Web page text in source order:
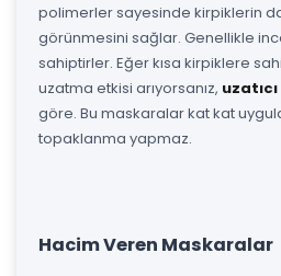
polimerler sayesinde kirpiklerin
görünmesini sağlar. Genellikle
sahiptirler. Eğer kısa kirpiklere
uzatma etkisi arıyorsanız,
göre. Bu maskaralar kat kat
topaklanma yapmaz.
Hacim Veren Maskaralar